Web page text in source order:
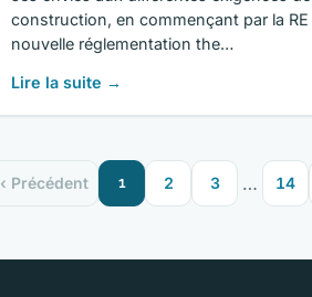
construction, en commençant par la
nouvelle réglementation the…
Lire la suite →
‹ Précédent 1 2 3 … 14